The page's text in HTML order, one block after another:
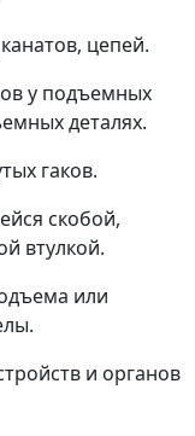
цепей.
у подъемных
деталях.
гаков.
скобой,
втулкой.
или
и органов